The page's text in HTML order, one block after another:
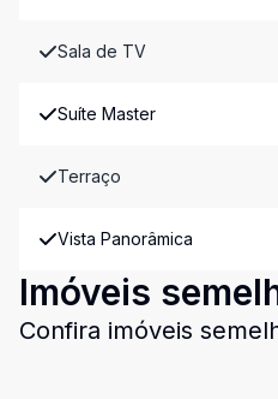
Sala de TV
Suíte Master
Terraço
Vista Panorâmica
Imóveis
Confira imóveis